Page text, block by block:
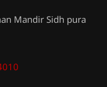
Mandir Sidh pura